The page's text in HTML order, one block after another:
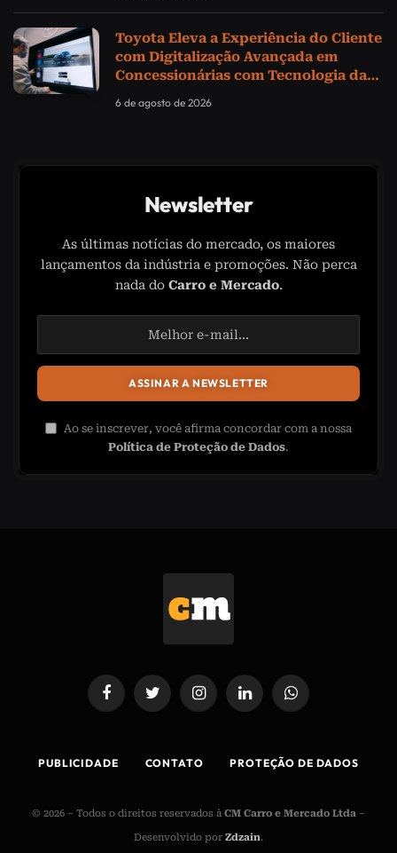
Toyota Eleva a Experiência do Cliente
com Digitalização Avançada em
Concessionárias com Tecnologia da
6 de agosto de 2026
Newsletter
As últimas notícias do mercado, os maiores
lançamentos da indústria e promoções. Não perca
nada do Carro e Mercado.
Ao se inscrever, você afirma concordar com a nossa
Política de Proteção de Dados.
FacebookTwitterInstagramLinkedIn WhatsApp
PUBLICIDADE CONTATO PROTEÇÃO DE DADOS
© 2026 – Todos o direitos reservados à CM Carro e Mercado Ltda –
Desenvolvido por Zdzain.